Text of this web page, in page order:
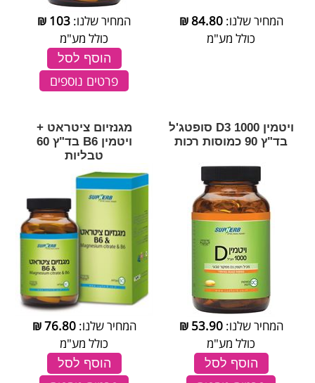
המחיר שלנו:84.80
₪
כולל מע"מ
המחיר שלנו: 103
₪
כולל מע"מ
הוסף לסל
פרטים נוספים
ויטמין 1000 D3 סופטג'ל
בד"ץ 90 כמוסות רכות
המחיר שלנו:53.90
₪
כולל מע"מ
הוסף לסל
מגנזיום ציטראט +
ויטמין B6 בד"ץ 60
טבליות
המחיר שלנו:76.80
₪
כולל מע"מ
הוסף לסל